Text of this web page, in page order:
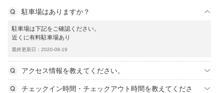
駐車場はありますか？
駐車場は下記をご確認ください。
近くに有料駐車場あり
最終更新日：2020-08-19
アクセス情報を教えてください。
チェックイン時間・チェックアウト時間を教えてくださ